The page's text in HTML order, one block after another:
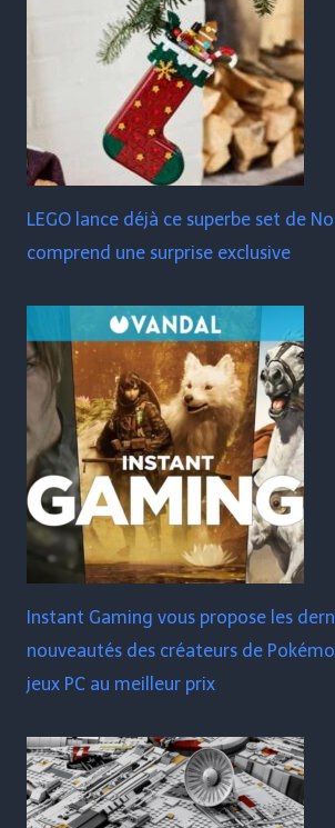
LEGO lance déjà ce superbe set de
comprend une surprise exclusive
Instant Gaming vous propose les
nouveautés des créateurs de
jeux PC au meilleur prix